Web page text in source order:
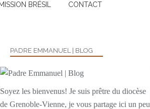
MISSION BRÉSIL CONTACT
PADRE EMMANUEL | BLOG
Soyez les bienvenus! Je suis prêtre du diocèse
de Grenoble-Vienne, je vous partage ici un peu